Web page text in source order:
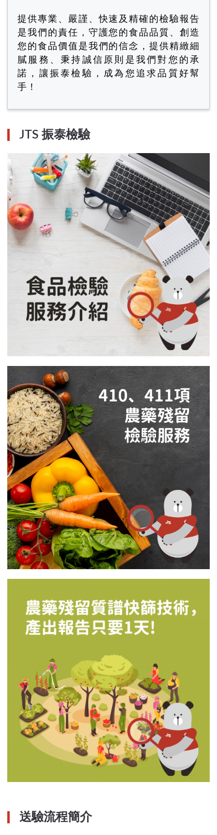
提供專業、嚴謹、快速及精確的檢驗報告
是我們的責任，守護您的食品品質、創造
您的食品價值是我們的信念，提供精緻細
膩服務、秉持誠信原則是我們對您的承
諾，讓振泰檢驗，成為您追求品質好幫
手！
JTS 振泰檢驗
送驗流程簡介